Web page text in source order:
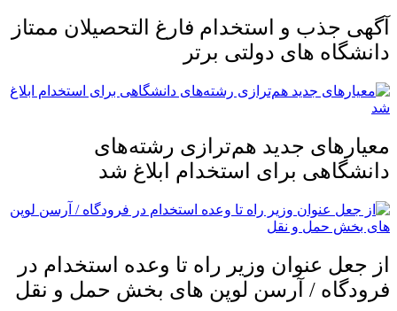
آگهی جذب و استخدام فارغ التحصیلان ممتاز
دانشگاه های دولتی برتر
معیار‌های جدید هم‌ترازی رشته‌های
دانشگاهی برای استخدام ابلاغ شد
از جعل عنوان وزیر راه تا وعده استخدام در
فرودگاه / آرسن لوپن های بخش حمل و نقل